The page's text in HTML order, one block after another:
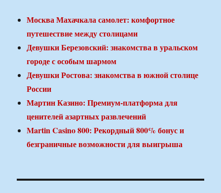
Москва Махачкала самолет: комфортное
путешествие между столицами
Девушки Березовский: знакомства в уральском
городе с особым шармом
Девушки Ростова: знакомства в южной столице
России
Мартин Казино: Премиум-платформа для
ценителей азартных развлечений
Martin Casino 800: Рекордный 800% бонус и
безграничные возможности для выигрыша